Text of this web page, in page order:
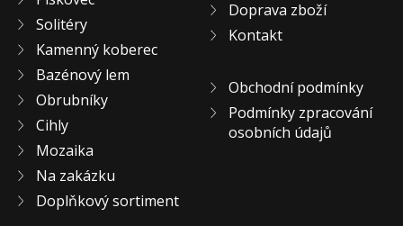
Solitéry
Kamenný koberec
Bazénový lem
Obrubníky
Cihly
Mozaika
Na zakázku
Doplňkový sortiment
Doprava zboží
Kontakt
Obchodní podmínky
Podmínky zpracování
osobních údajů